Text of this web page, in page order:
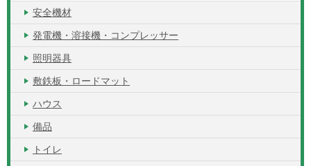
安全機材
発電機・溶接機・コンプレッサー
照明器具
敷鉄板・ロードマット
ハウス
備品
トイレ